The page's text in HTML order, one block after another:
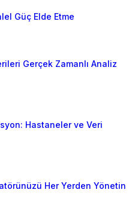
Güç Elde Etme
Gerçek Zamanlı Analiz
Hastaneler ve Veri
Her Yerden Yönetin